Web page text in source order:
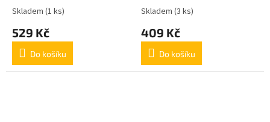
Skladem (1 ks)
529 Kč
Do košíku
Skladem (3 ks)
409 Kč
Do košíku